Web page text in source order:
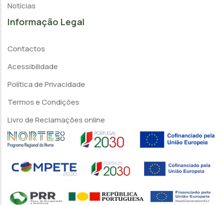
Notícias
Informação Legal
Contactos
Acessibilidade
Política de Privacidade
Termos e Condições
Livro de Reclamações online